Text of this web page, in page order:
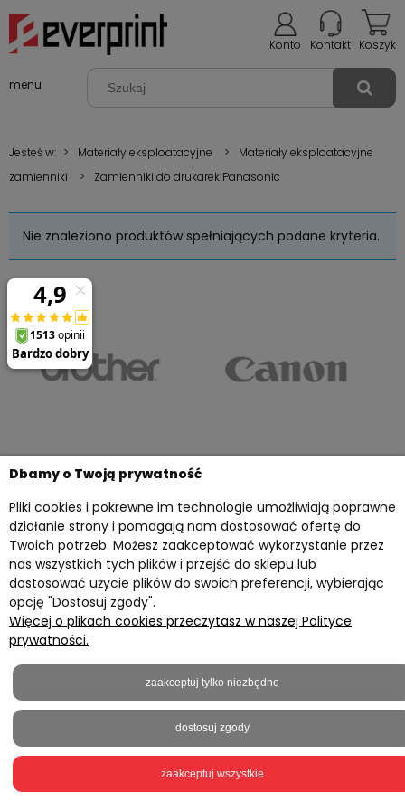
Koszyk
Kontakt
Konto
menu
Jesteś w: > Materiały eksploatacyjne >
Materiały eksploatacyjne
zamienniki
> Zamienniki do drukarek Panasonic
Nie znaleziono produktów spełniających podane kryteria.
Twoje konto
Przydatne materiały
Informacje
Kontakt z nami
Sklep internetowy Shoper.pl
RealizacjaOnisoft
pokaż pełną wersję strony
Dbamy o Twoją prywatność
Pliki cookies i pokrewne im technologie umożliwiają poprawne
działanie strony i pomagają nam dostosować ofertę do
Twoich potrzeb. Możesz zaakceptować wykorzystanie przez
nas wszystkich tych plików i przejść do sklepu lub
dostosować użycie plików do swoich preferencji, wybierając
opcję "Dostosuj zgody".
Więcej o plikach cookies przeczytasz w naszej Polityce
prywatności.
zaakceptuj tylko niezbędne
dostosuj zgody
zaakceptuj wszystkie